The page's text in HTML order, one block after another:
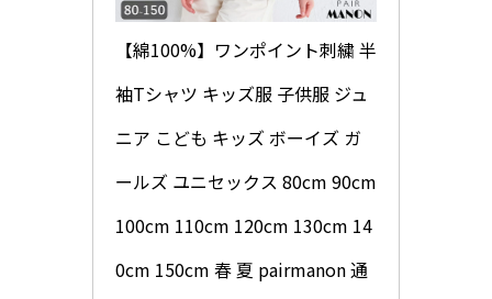
【綿100%】ワンポイント刺繍 半
袖Tシャツ キッズ服 子供服 ジュ
ニア こども キッズ ボーイズ ガ
ールズ ユニセックス 80cm 90cm
100cm 110cm 120cm 130cm 14
0cm 150cm 春 夏 pairmanon 通